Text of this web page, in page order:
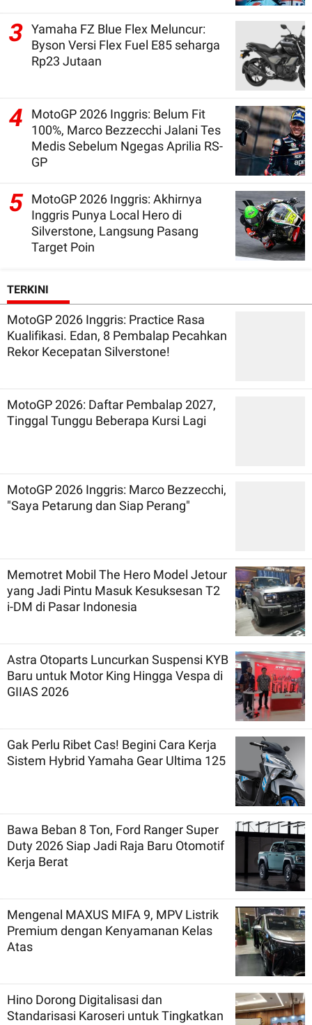
3 Yamaha FZ Blue Flex Meluncur:
Byson Versi Flex Fuel E85 seharga
Rp23 Jutaan
4
MotoGP 2026 Inggris: Belum Fit
100%, Marco Bezzecchi Jalani Tes
Medis Sebelum Ngegas Aprilia RS-
GP
5 MotoGP 2026 Inggris: Akhirnya
Inggris Punya Local Hero di
Silverstone, Langsung Pasang
Target Poin
TERKINI
MotoGP 2026 Inggris: Practice Rasa
Kualifikasi. Edan, 8 Pembalap Pecahkan
Rekor Kecepatan Silverstone!
MotoGP 2026: Daftar Pembalap 2027,
Tinggal Tunggu Beberapa Kursi Lagi
MotoGP 2026 Inggris: Marco Bezzecchi,
"Saya Petarung dan Siap Perang"
Memotret Mobil The Hero Model Jetour
yang Jadi Pintu Masuk Kesuksesan T2
i-DM di Pasar Indonesia
Astra Otoparts Luncurkan Suspensi KYB
Baru untuk Motor King Hingga Vespa di
GIIAS 2026
Gak Perlu Ribet Cas! Begini Cara Kerja
Sistem Hybrid Yamaha Gear Ultima 125
Bawa Beban 8 Ton, Ford Ranger Super
Duty 2026 Siap Jadi Raja Baru Otomotif
Kerja Berat
Mengenal MAXUS MIFA 9, MPV Listrik
Premium dengan Kenyamanan Kelas
Atas
Hino Dorong Digitalisasi dan
Standarisasi Karoseri untuk Tingkatkan